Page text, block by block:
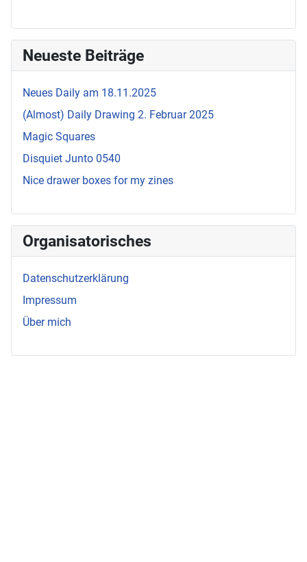
Neueste Beiträge
Neues Daily am 18.11.2025
(Almost) Daily Drawing 2. Februar 2025
Magic Squares
Disquiet Junto 0540
Nice drawer boxes for my zines
Organisatorisches
Datenschutzerklärung
Impressum
Über mich